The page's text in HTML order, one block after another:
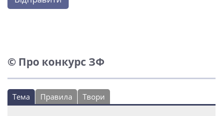
© Про конкурс ЗФ
Тема Правила Твори